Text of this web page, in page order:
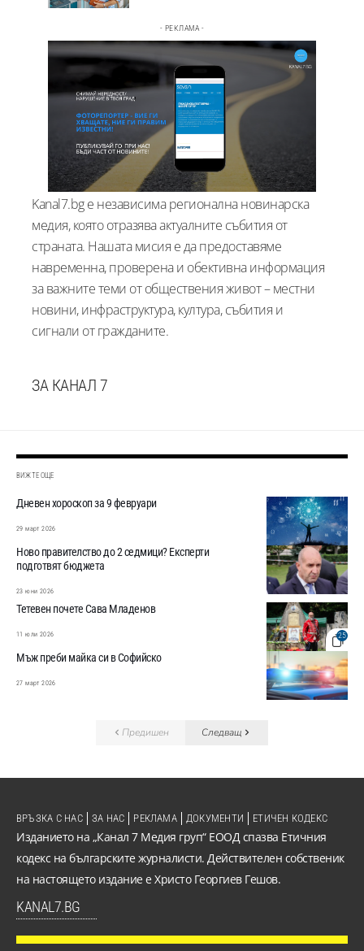
- РЕКЛАМА -
Kanal7.bg е независима регионална новинарска
медия, която отразява актуалните събития от
страната. Нашата мисия е да предоставяме
навременна, проверена и обективна информация
за важните теми от обществения живот – местни
новини, инфраструктура, култура, събития и
сигнали от гражданите.
ЗА КАНАЛ 7
ВИЖТЕ ОЩЕ
Дневен хороскоп за 9 февруари
29 март 2026
Ново правителство до 2 седмици? Експерти
подготвят бюджета
23 юни 2026
25
Тетевен почете Сава Младенов
11 юли 2026
Мъж преби майка си в Софийско
27 март 2026
Предишен Следващ
Изданието на „Канал 7 Медия груп“ ЕООД спазва Етичния
кодекс на българските журналисти. Действителен собственик
на настоящето издание е Христо Георгиев Гешов.
KANAL7.BG
ВРЪЗКА С НАС ЗА НАС РЕКЛАМА ДОКУМЕНТИ ЕТИЧЕН КОДЕКС